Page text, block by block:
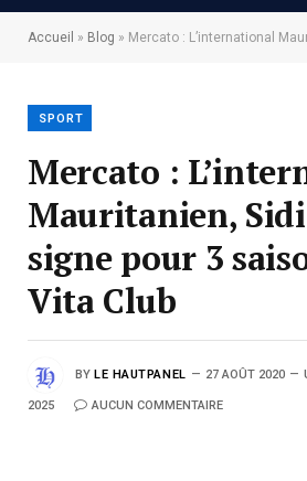
Accueil » Blog » Mercato : L’international Mauritanien, Sidi
SPORT
Mercato :
Mauritanien,
signe pour 3
Vita Club
BY LE HAUTPANEL 27 AOÛT 2020
2025 AUCUN COMMENTAIRE